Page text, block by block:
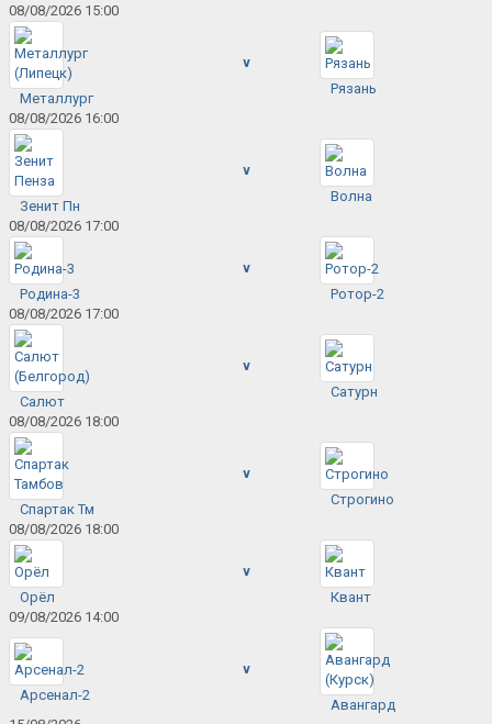
08/08/2026 15:00
Металлург
v
Рязань
08/08/2026 16:00
Зенит Пн
v
Волна
08/08/2026 17:00
Родина-3
v
Ротор-2
08/08/2026 17:00
Салют
v
Сатурн
08/08/2026 18:00
Спартак Тм
v
Строгино
08/08/2026 18:00
Орёл
v
Квант
09/08/2026 14:00
Арсенал-2
v
Авангард